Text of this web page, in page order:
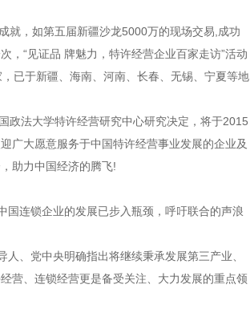
就，如第五届新疆沙龙5000万的现场交易,成功
，“见证品 牌魅力，特许经营企业百家走访”活动
已于新疆、海南、河南、长春、无锡、宁夏等地
政法大学特许经营研究中心研究决定，将于2015
广大愿意服务于中国特许经营事业发展的企业及
助力中国经济的腾飞!
国连锁企业的发展已步入瓶颈，呼吁联合的声浪
人、党中央明确指出将继续秉承发展第三产业、
营、连锁经营更是备受关注、大力发展的重点领